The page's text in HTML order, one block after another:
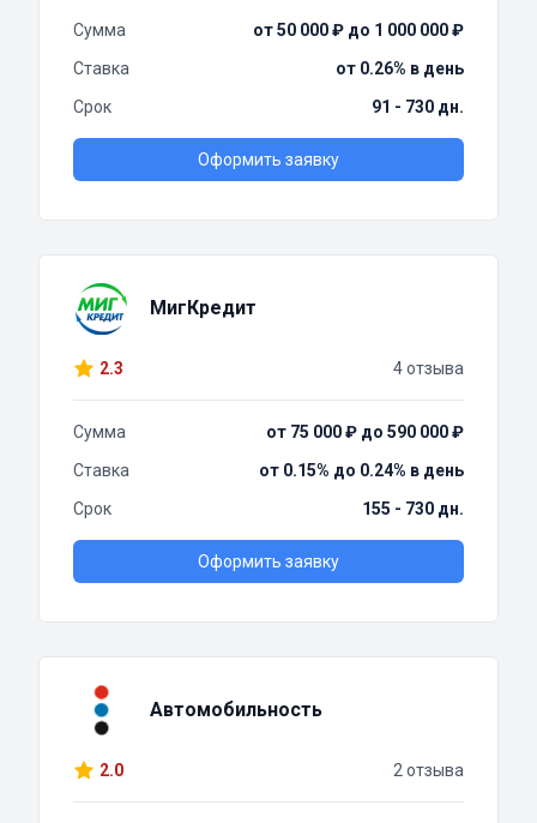
Сумма
от 50 000 ₽ до 1 000 000 ₽
Ставка
от 0.26% в день
Срок
91 - 730 дн.
Оформить заявку
МигКредит
2.3 4 отзыва
Сумма
от 75 000 ₽ до 590 000 ₽
Ставка
от 0.15% до 0.24% в день
Срок
155 - 730 дн.
Оформить заявку
Автомобильность
2.0 2 отзыва